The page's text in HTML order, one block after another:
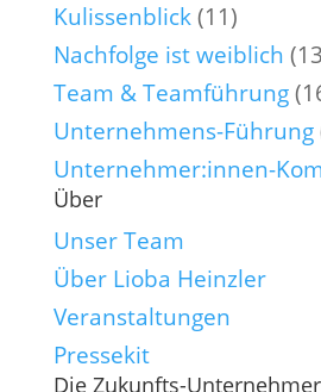
Kulissenblick(11)
Nachfolge ist weiblich
Team & Teamführung
Unternehmens-Führung
Unternehmer:innen-
Über
Unser Team
Über Lioba Heinzler
Veranstaltungen
Pressekit
Die Zukunfts-